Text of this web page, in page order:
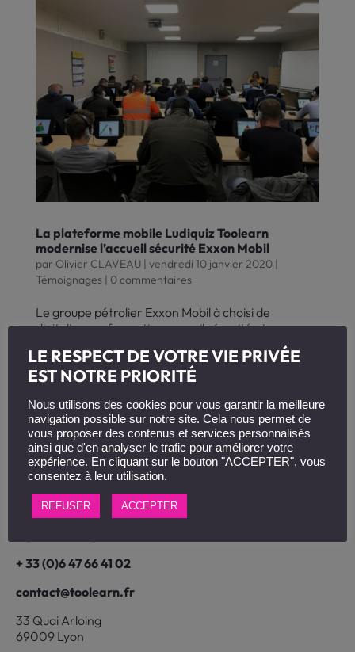
La plateforme mobile Ludiquiz Toolearn
modernise l’accueil sécurité Exxon Mobil
par Olivier CLAVEAU| vendredi 10 janvier 2020|
Témoignages | 0 commentaires
Le groupe pétrolier Exxon Mobil à choisi de
digitaliser sa formation accueil sécurité et
remplacer ses supports de formation sous power
Point en mode e-learning. Ce nouveau dispositif de
formation est composé de 13 modules : vidéo
Toolearn, agence de création de vidéos explicatives &
+ 33 (0)6 47 66 41 02
contact@toolearn.fr
33 Quai Arloing
69009 Lyon
LE RESPECT DE VOTRE VIE PRIVÉE
EST NOTRE PRIORITÉ
Nous utilisons des cookies pour vous garantir la meilleure
navigation possible sur notre site. Cela nous permet de
vous proposer des contenus et services personnalisés
ainsi que d'en analyser le trafic pour améliorer votre
expérience. En cliquant sur le bouton "ACCEPTER", vous
consentez à leur utilisation.
REFUSER ACCEPTER